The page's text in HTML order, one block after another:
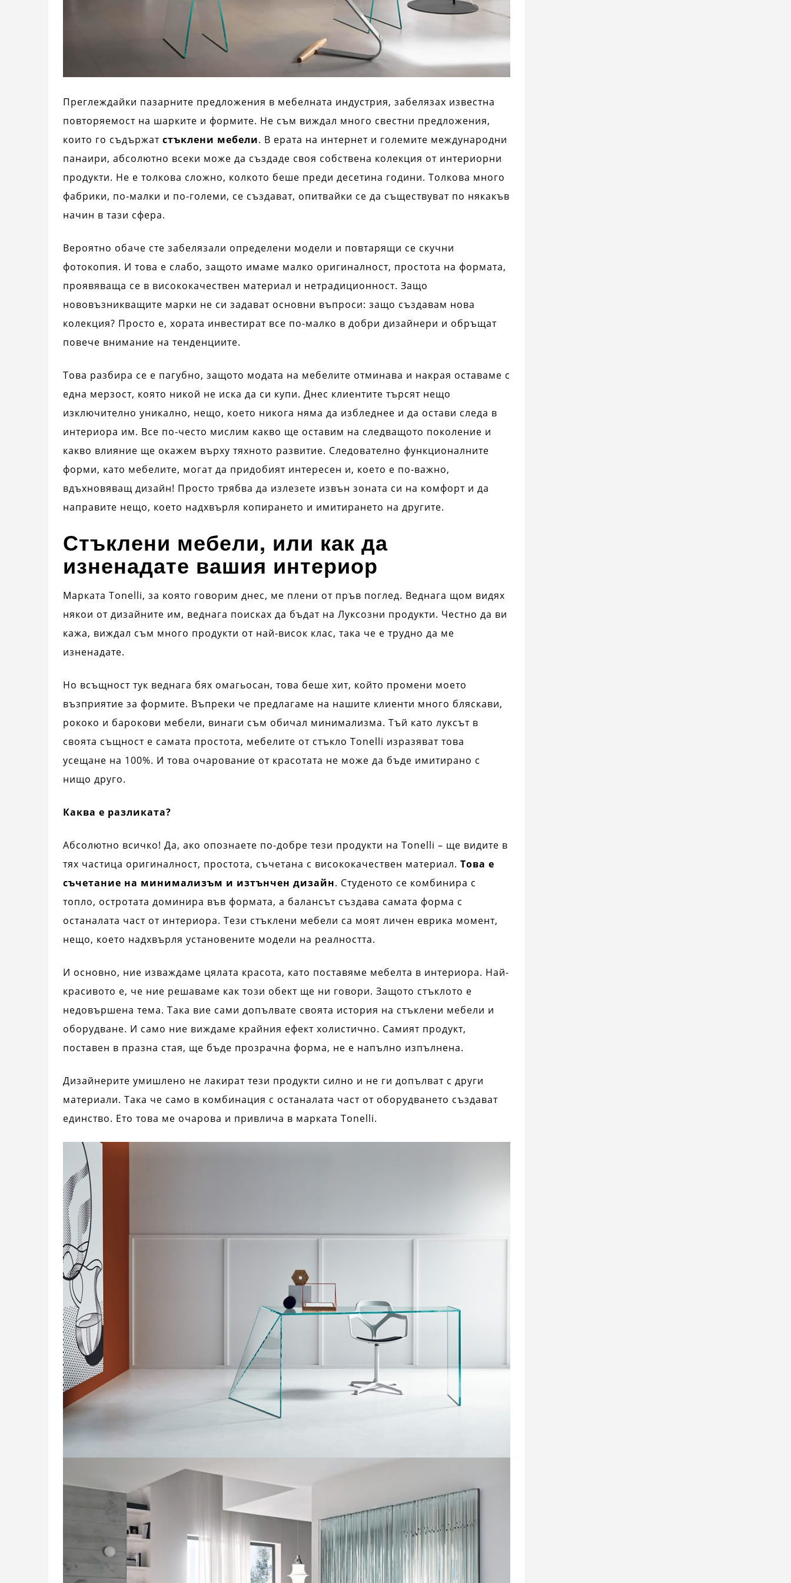
Преглеждайки пазарните предложения в мебелната индустрия, забелязах известна
повторяемост на шарките и формите. Не съм виждал много свестни предложения,
които го съдържат стъклени мебели. В ерата на интернет и големите международни
панаири, абсолютно всеки може да създаде своя собствена колекция от интериорни
продукти. Не е толкова сложно, колкото беше преди десетина години. Толкова много
фабрики, по-малки и по-големи, се създават, опитвайки се да съществуват по някакъв
начин в тази сфера.
Вероятно обаче сте забелязали определени модели и повтарящи се скучни
фотокопия. И това е слабо, защото имаме малко оригиналност, простота на формата,
проявяваща се в висококачествен материал и нетрадиционност. Защо
нововъзникващите марки не си задават основни въпроси: защо създавам нова
колекция? Просто е, хората инвестират все по-малко в добри дизайнери и обръщат
повече внимание на тенденциите.
Това разбира се е пагубно, защото модата на мебелите отминава и накрая оставаме с
една мерзост, която никой не иска да си купи. Днес клиентите търсят нещо
изключително уникално, нещо, което никога няма да избледнее и да остави следа в
интериора им. Все по-често мислим какво ще оставим на следващото поколение и
какво влияние ще окажем върху тяхното развитие. Следователно функционалните
форми, като мебелите, могат да придобият интересен и, което е по-важно,
вдъхновяващ дизайн! Просто трябва да излезете извън зоната си на комфорт и да
направите нещо, което надхвърля копирането и имитирането на другите.
Стъклени мебели, или как да
изненадате вашия интериор
Марката Tonelli, за която говорим днес, ме плени от пръв поглед. Веднага щом видях
някои от дизайните им, веднага поисках да бъдат на Луксозни продукти. Честно да ви
кажа, виждал съм много продукти от най-висок клас, така че е трудно да ме
изненадате.
Но всъщност тук веднага бях омагьосан, това беше хит, който промени моето
възприятие за формите. Въпреки че предлагаме на нашите клиенти много бляскави,
рококо и барокови мебели, винаги съм обичал минимализма. Тъй като луксът в
своята същност е самата простота, мебелите от стъкло Tonelli изразяват това
усещане на 100%. И това очарование от красотата не може да бъде имитирано с
нищо друго.
Каква е разликата?
Абсолютно всичко! Да, ако опознаете по-добре тези продукти на Tonelli – ще видите в
тях частица оригиналност, простота, съчетана с висококачествен материал. Това е
съчетание на минимализъм и изтънчен дизайн. Студеното се комбинира с
топло, остротата доминира във формата, а балансът създава самата форма с
останалата част от интериора. Тези стъклени мебели са моят личен еврика момент,
нещо, което надхвърля установените модели на реалността.
И основно, ние изваждаме цялата красота, като поставяме мебелта в интериора. Най-
красивото е, че ние решаваме как този обект ще ни говори. Защото стъклото е
недовършена тема. Така вие сами допълвате своята история на стъклени мебели и
оборудване. И само ние виждаме крайния ефект холистично. Самият продукт,
поставен в празна стая, ще бъде прозрачна форма, не е напълно изпълнена.
Дизайнерите умишлено не лакират тези продукти силно и не ги допълват с други
материали. Така че само в комбинация с останалата част от оборудването създават
единство. Ето това ме очарова и привлича в марката Tonelli.